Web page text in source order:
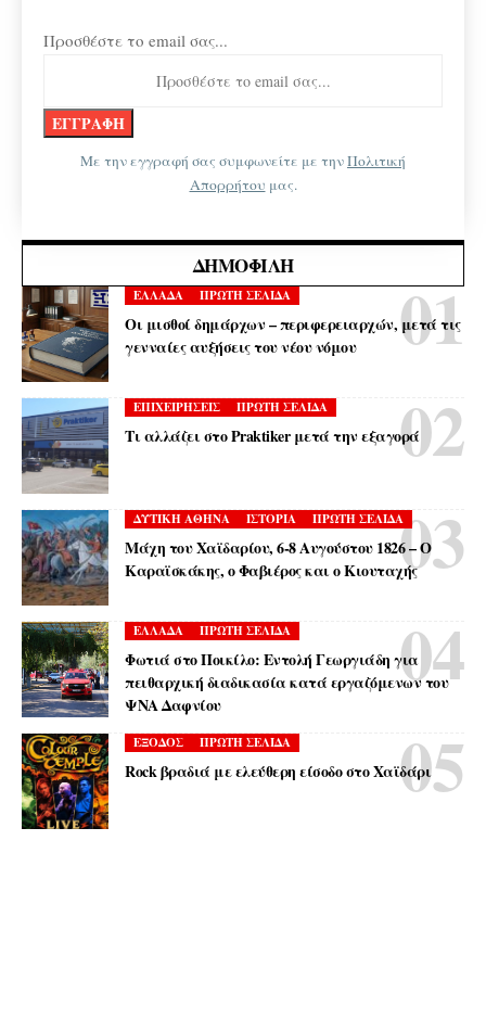
Προσθέστε το email σας...
Με την εγγραφή σας συμφωνείτε με τηνΠολιτική
Απορρήτου μας.
ΔΗΜΟΦΙΛΉ
ΕΛΛΑΔΑ ΠΡΩΤΗ ΣΕΛΙΔΑ
Οι μισθοί δημάρχων – περιφερειαρχών, μετά τις
γενναίες αυξήσεις του νέου νόμου
ΕΠΙΧΕΙΡΗΣΕΙΣ ΠΡΩΤΗ ΣΕΛΙΔΑ
Τι αλλάζει στο Praktiker μετά την εξαγορά
ΔΥΤΙΚΗ ΑΘΗΝΑ ΙΣΤΟΡΙΑ ΠΡΩΤΗ ΣΕΛΙΔΑ
Μάχη του Χαϊδαρίου, 6-8 Αυγούστου 1826 – Ο
Καραϊσκάκης, ο Φαβιέρος και ο Κιουταχής
ΕΛΛΑΔΑ ΠΡΩΤΗ ΣΕΛΙΔΑ
Φωτιά στο Ποικίλο: Εντολή Γεωργιάδη για
πειθαρχική διαδικασία κατά εργαζόμενων του
ΨΝΑ Δαφνίου
ΕΞΟΔΟΣ ΠΡΩΤΗ ΣΕΛΙΔΑ
Rock βραδιά με ελεύθερη είσοδο στο Χαϊδάρι